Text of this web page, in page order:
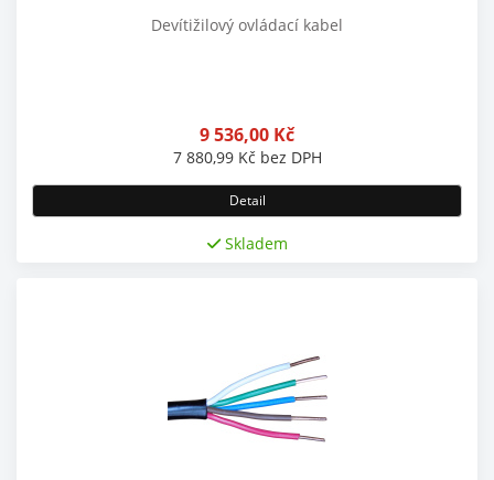
Devítižilový ovládací kabel
9 536,00 Kč
7 880,99 Kč bez DPH
Detail
Skladem